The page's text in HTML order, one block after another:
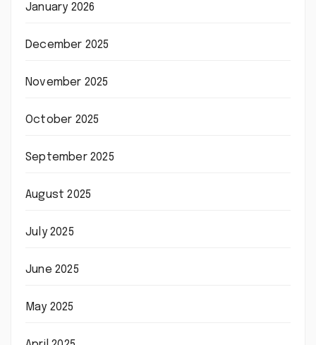
January 2026
December 2025
November 2025
October 2025
September 2025
August 2025
July 2025
June 2025
May 2025